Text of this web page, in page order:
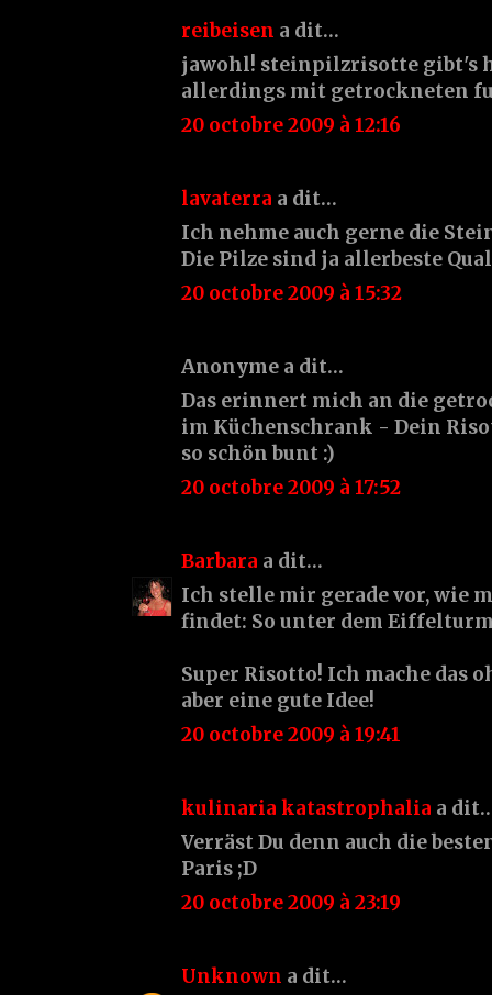
reibeisen a dit…
jawohl! steinpilzrisotte gibt's
allerdings mit getrockneten
20 octobre 2009 à 12:16
lavaterra a dit…
Ich nehme auch gerne die
Die Pilze sind ja allerbeste
20 octobre 2009 à 15:32
Anonyme a dit…
Das erinnert mich an die
im Küchenschrank - Dein
so schön bunt :)
20 octobre 2009 à 17:52
Barbara a dit…
Ich stelle mir gerade vor, wie
findet: So unter dem
Super Risotto! Ich mache das
aber eine gute Idee!
20 octobre 2009 à 19:41
kulinaria katastrophalia a
Verräst Du denn auch die
Paris ;D
20 octobre 2009 à 23:19
Unknown a dit…